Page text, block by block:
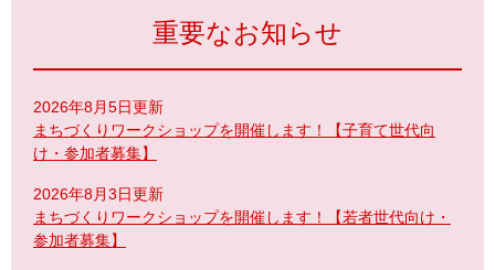
重要なお知らせ
2026年8月5日更新
まちづくりワークショップを開催します！【子育て世代向
け・参加者募集】
2026年8月3日更新
まちづくりワークショップを開催します！【若者世代向け・
参加者募集】